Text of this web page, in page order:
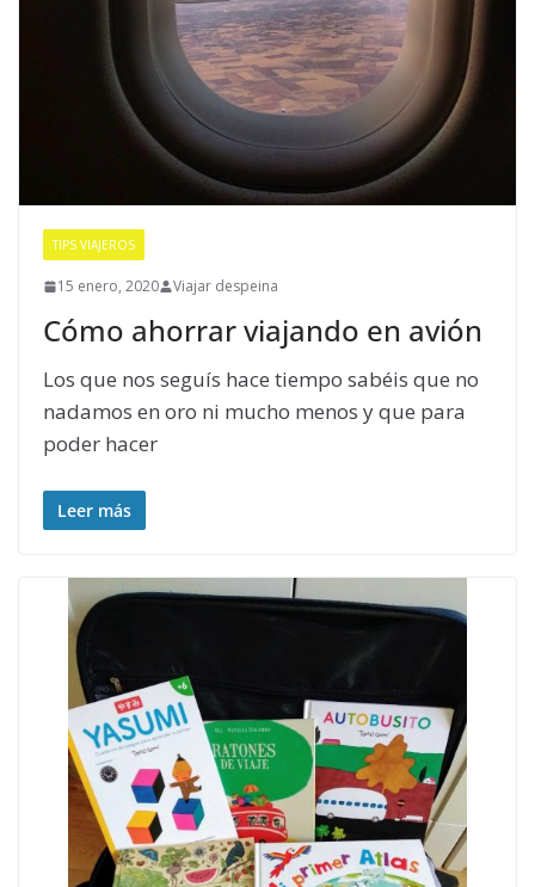
TIPS VIAJEROS
15 enero, 2020 Viajar despeina
Cómo ahorrar viajando en avión
Los que nos seguís hace tiempo sabéis que no
nadamos en oro ni mucho menos y que para
poder hacer
Leer más